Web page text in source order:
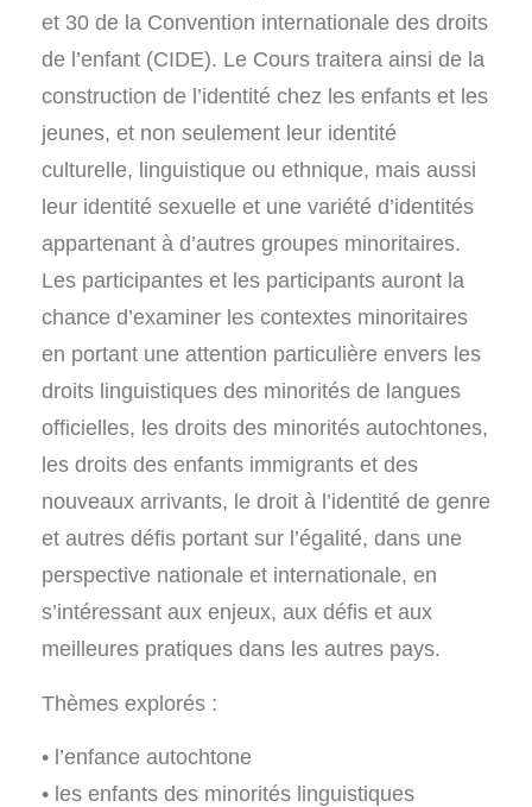
et 30 de la Convention internationale des droits
de l’enfant (CIDE). Le Cours traitera ainsi de la
construction de l’identité chez les enfants et les
jeunes, et non seulement leur identité
culturelle, linguistique ou ethnique, mais aussi
leur identité sexuelle et une variété d’identités
appartenant à d’autres groupes minoritaires.
Les participantes et les participants auront la
chance d’examiner les contextes minoritaires
en portant une attention particulière envers les
droits linguistiques des minorités de langues
officielles, les droits des minorités autochtones,
les droits des enfants immigrants et des
nouveaux arrivants, le droit à l’identité de genre
et autres défis portant sur l’égalité, dans une
perspective nationale et internationale, en
s’intéressant aux enjeux, aux défis et aux
meilleures pratiques dans les autres pays.
Thèmes explorés :
• l’enfance autochtone
• les enfants des minorités linguistiques